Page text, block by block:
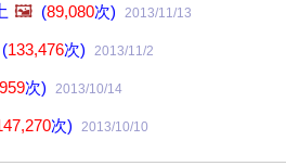
🖼️ (89,080次) 2013/11/13
(133,476次) 2013/11/2
次) 2013/10/14
次) 2013/10/10